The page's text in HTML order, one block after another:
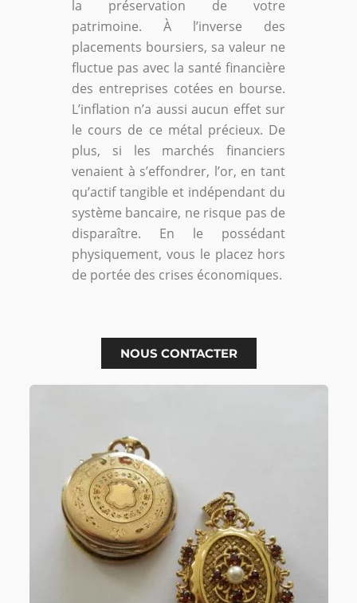
la préservation de votre
patrimoine. À l’inverse des
placements boursiers, sa valeur ne
fluctue pas avec la santé financière
des entreprises cotées en bourse.
L’inflation n’a aussi aucun effet sur
le cours de ce métal précieux. De
plus, si les marchés financiers
venaient à s’effondrer, l’or, en tant
qu’actif tangible et indépendant du
système bancaire, ne risque pas de
disparaître. En le possédant
physiquement, vous le placez hors
de portée des crises économiques.
NOUS CONTACTER